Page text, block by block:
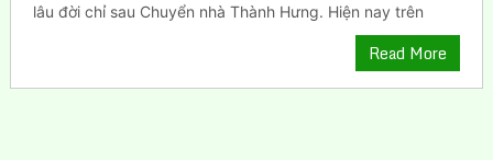
lâu đời chỉ sau Chuyển nhà Thành Hưng. Hiện nay trên
Read More